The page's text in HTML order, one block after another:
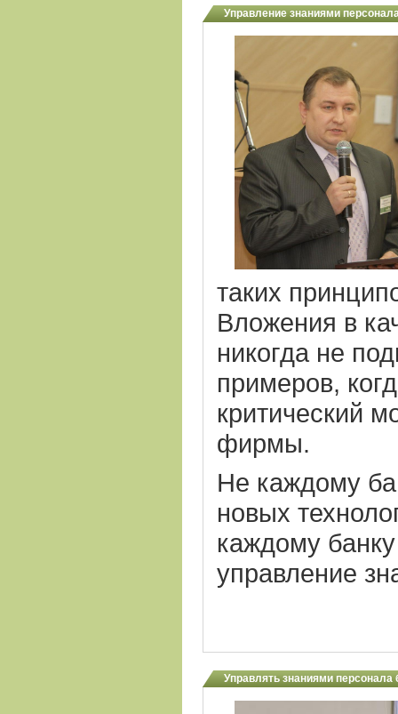
Управление знаниями
таких
Вложения в
никогда не
примеров,
критический
фирмы.
Не каждому
новых
каждому
управление
Управлять знаниями